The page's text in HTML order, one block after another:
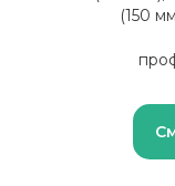
(150